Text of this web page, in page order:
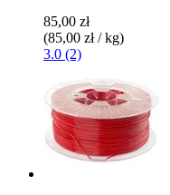
85,00 zł
(85,00 zł / kg)
3.0 (2)